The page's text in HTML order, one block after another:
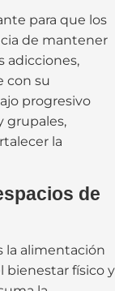
para que los
de mantener
adicciones,
con su
progresivo
grupales,
la
de
la alimentación
bienestar físico y